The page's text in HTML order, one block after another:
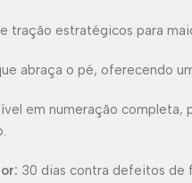
tração estratégicos para
abraça o pé, oferecendo
em numeração completa,
30 dias contra defeitos de